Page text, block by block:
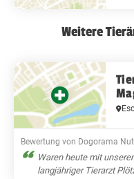
Weitere
Bewertung von Dogorama
Waren heute mit
langjähriger Tierarzt